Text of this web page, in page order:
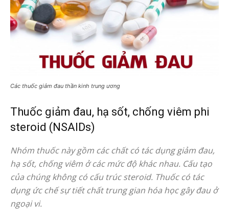
Các thuốc giảm đau thần kinh trung ương
Thuốc giảm đau, hạ sốt, chống viêm phi
steroid (NSAIDs)
Nhóm thuốc này gồm các chất có tác dụng giảm đau,
hạ sốt, chống viêm ở các mức độ khác nhau. Cấu tạo
của chúng không có cấu trúc steroid. Thuốc có tác
dụng ức chế sự tiết chất trung gian hóa học gây đau ở
ngoại vi.